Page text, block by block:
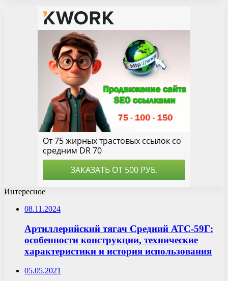
Интересное
08.11.2024
Артиллерийский тягач Средний АТС-59Г:
особенности конструкции, технические
характеристики и история использования
05.05.2021